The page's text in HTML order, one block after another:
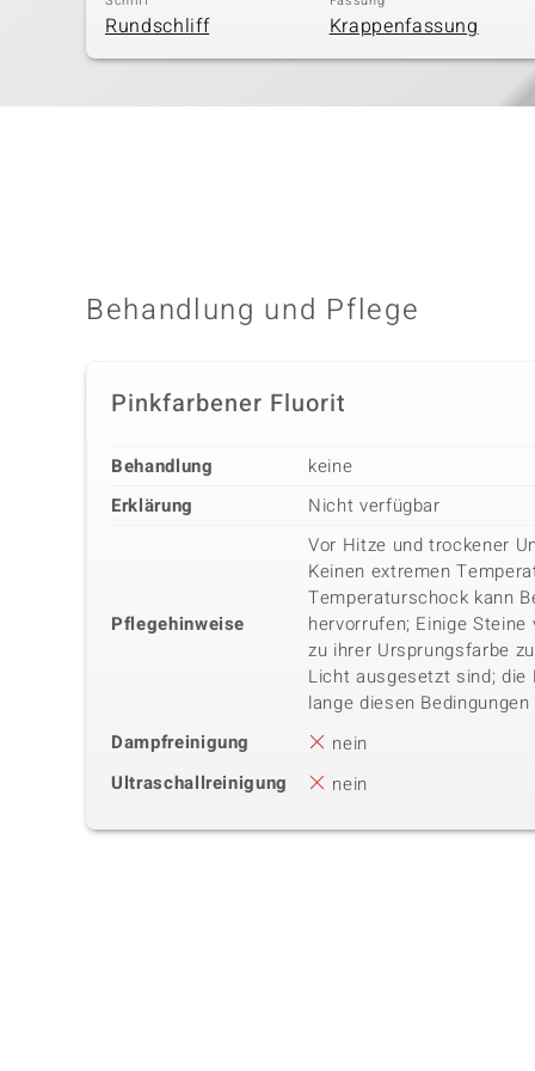
Rundschliff Krappenfassung
Behandlung und Pflege
Pinkfarbener Fluorit
Behandlung
keine
Erklärung
Nicht verfügbar
Pflegehinweise
Vor Hitze und trockener
Keinen extremen
Temperaturschock kann
hervorrufen; Einige
zu ihrer Ursprungsfarbe
Licht ausgesetzt sind;
lange diesen
Dampfreinigung
nein
Ultraschallreinigung
nein